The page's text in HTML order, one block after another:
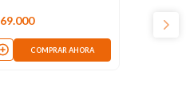
69.000
COMPRAR AHORA